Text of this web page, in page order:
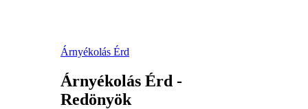
Árnyékolás Érd
Árnyékolás Érd -
Redönyök